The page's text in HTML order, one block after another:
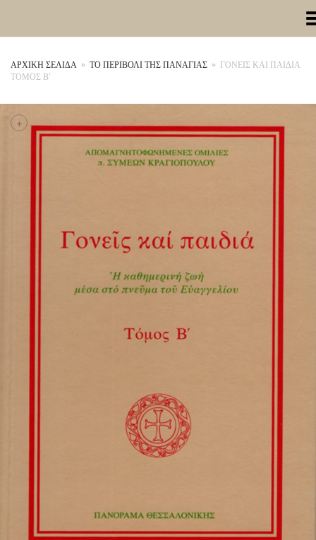
Toggle
ΑΡΧΙΚΉ ΣΕΛΊΔΑ » ΤΟ ΠΕΡΙΒΟΛΙ ΤΗΣ ΠΑΝΑΓΙΑΣ » ΓΟΝΕΙΣ ΚΑΙ ΠΑΙΔΙΑ
ΤΟΜΟΣ Β’
+